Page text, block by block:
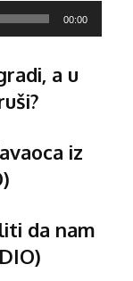
00:00
a u
iz
da nam